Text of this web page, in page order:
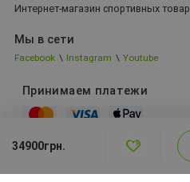
34900грн.
Интернет-магазин спортивных
Мы в сети
Facebook \ Instagram \ Youtube
Принимаем платежи